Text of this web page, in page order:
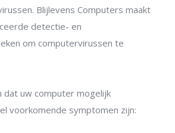
Blijlevens Computers maakt
detectie- en
om computervirussen te
uw computer mogelijk
voorkomende symptomen zijn: